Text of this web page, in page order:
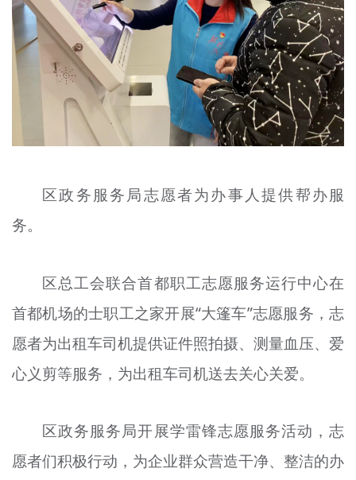
区政务服务局志愿者为办事人提供帮办服
务。
区总工会联合首都职工志愿服务运行中心在
首都机场的士职工之家开展“大篷车”志愿服务，志
愿者为出租车司机提供证件照拍摄、测量血压、爱
心义剪等服务，为出租车司机送去关心关爱。
区政务服务局开展学雷锋志愿服务活动，志
愿者们积极行动，为企业群众营造干净、整洁的办